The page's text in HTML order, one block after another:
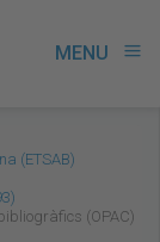
MENU menu
(ETSAB)
(OPAC)